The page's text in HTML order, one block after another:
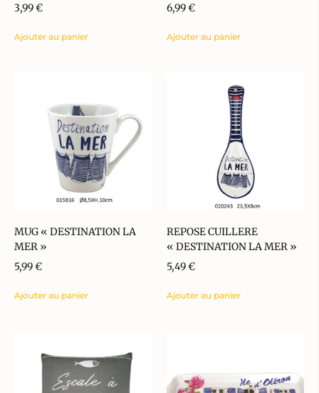
3,99€
Ajouter au panier
6,99€
Ajouter au panier
MUG « DESTINATION LA
MER »
5,99€
Ajouter au panier
REPOSE CUILLERE
« DESTINATION LA MER »
5,49€
Ajouter au panier